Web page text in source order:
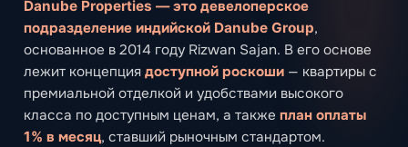
Danube Properties — это девелоперское
подразделение индийской Danube Group,
основанное в 2014 году Rizwan Sajan. В его основе
лежит концепция доступной роскоши — квартиры с
премиальной отделкой и удобствами высокого
класса по доступным ценам, а также план оплаты
1% в месяц, ставший рыночным стандартом.